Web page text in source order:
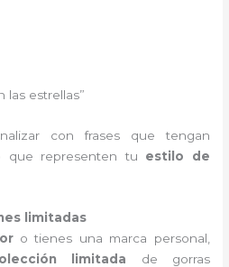
las estrellas”
con frases que tengan
que representen tu estilo de
limitadas
o tienes una marca personal,
limitada de gorras